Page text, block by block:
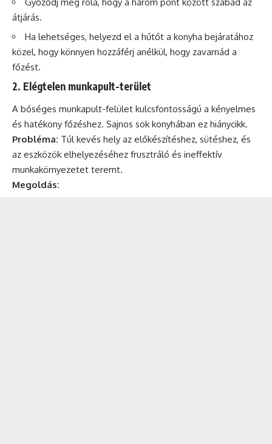
átjárás.
Ha lehetséges, helyezd el a hűtőt a konyha bejáratához
közel, hogy könnyen hozzáférj anélkül, hogy zavarnád a
főzést.
2. Elégtelen munkapult-terület
A bőséges munkapult-felület kulcsfontosságú a kényelmes
és hatékony főzéshez. Sajnos sok konyhában ez hiánycikk.
Probléma: Túl kevés hely az előkészítéshez, sütéshez, és
az eszközök elhelyezéséhez frusztráló és ineffektív
munkakörnyezetet teremt.
Megoldás: